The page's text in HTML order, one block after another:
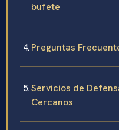
bufete
Preguntas
Servicios de
Cercanos